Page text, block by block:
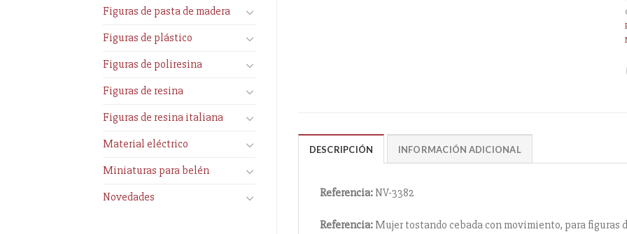
Figuras de pasta de madera
Figuras de plástico
Figuras de poliresina
Figuras de resina
Figuras de resina italiana
Material eléctrico
Miniaturas para belén
Novedades
DESCRIPCIÓN INFORMACIÓN ADICIONAL
Referencia:NV-3382
Referencia:Mujer tostando cebada con movimiento, para figuras